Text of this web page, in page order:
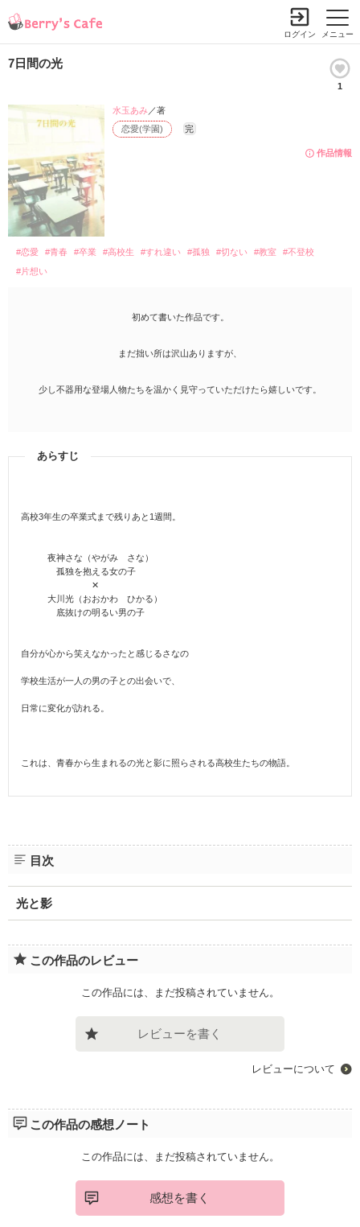
メニュー
ログイン
7日間の光
1
作品情報
恋愛(学園) 完
水玉あみ／著
#恋愛 #青春 #卒業 #高校生 #すれ違い #孤独 #切ない #教室
#不登校
#片想い
初めて書いた作品です。
まだ拙い所は沢山ありますが、
少し不器用な登場人物たちを温かく見守っていただけたら嬉しいです。
あらすじ
高校3年生の卒業式まで残りあと1週間。
夜神さな（やがみ さな）
孤独を抱える女の子
✕
大川光（おおかわ ひかる）
底抜けの明るい男の子
自分が心から笑えなかったと感じるさなの
学校生活が一人の男の子との出会いで、
日常に変化が訪れる。
これは、青春から生まれるの光と影に照らされる高校生たちの物語。
目次
光と影
この作品のレビュー
この作品には、まだ投稿されていません。
レビューを書く
レビューについて
この作品の感想ノート
この作品には、まだ投稿されていません。
感想を書く